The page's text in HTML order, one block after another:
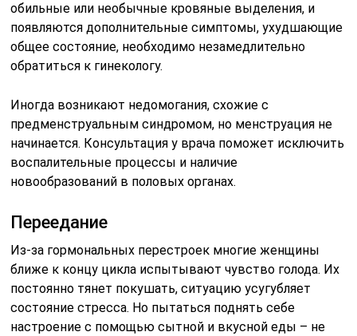
обильные или необычные кровяные выделения, и
появляются дополнительные симптомы, ухудшающие
общее состояние, необходимо незамедлительно
обратиться к гинекологу.
Иногда возникают недомогания, схожие с
предменструальным синдромом, но менструация не
начинается. Консультация у врача поможет исключить
воспалительные процессы и наличие
новообразований в половых органах.
Переедание
Из-за гормональных перестроек многие женщины
ближе к концу цикла испытывают чувство голода. Их
постоянно тянет покушать, ситуацию усугубляет
состояние стресса. Но пытаться поднять себе
настроение с помощью сытной и вкусной еды – не